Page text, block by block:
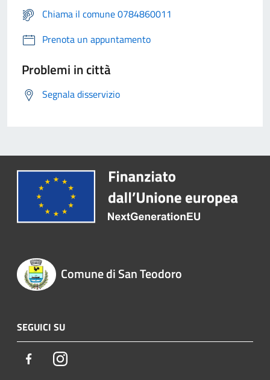
Chiama il comune 0784860011
Prenota un appuntamento
Problemi in città
Segnala disservizio
Comune di San Teodoro
SEGUICI SU
FacebookInstagram